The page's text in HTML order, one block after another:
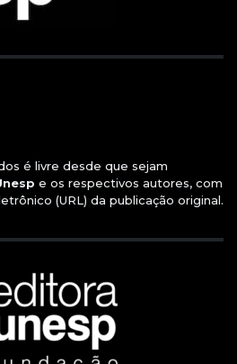
é livre desde que sejam
e os respectivos autores, com
(URL) da publicação original.